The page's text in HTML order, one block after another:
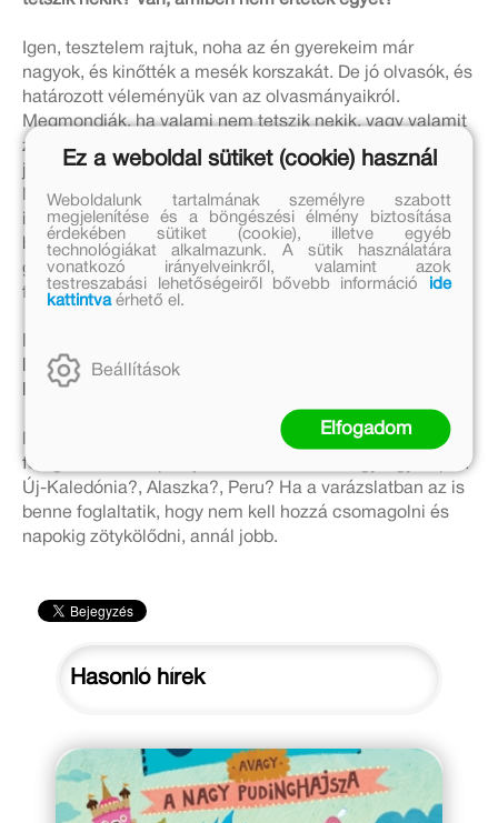
Igen, tesztelem rajtuk, noha az én gyerekeim már
nagyok, és kinőtték a mesék korszakát. De jó olvasók, és
határozott véleményük van az olvasmányaikról.
Megmondják, ha valami nem tetszik nekik, vagy valamit
zavarónak találnak, habár szerencsére azt még sosem
javasolták, hogy inkább hagyjam a fenébe az egészet.
Másfajta együttműködés mindamellett előfordult: annak
idején elkértem Rozi lányom egyik gyerekkori versét, és
betettem a Mit eszik a micsoda? című
gyerekverskötetbe, természetesen a szerző nevének a
feltüntetésével. Oda illett, és kész.
kívánságodat, de bármit kapsz, csak egy napig tart, mit
kívánnál?
Ritkán szoktam utazni, úgyhogy valószínűleg ráböknék a
földgömb három pontjára, és ott töltenék egy-egy napot.
Új-Kaledónia?, Alaszka?, Peru? Ha a varázslatban az is
benne foglaltatik, hogy nem kell hozzá csomagolni és
napokig zötykölődni, annál jobb.
Hasonló hírek
Ez a weboldal sütiket (cookie) használ
Weboldalunk tartalmának személyre szabott
megjelenítése és a böngészési élmény biztosítása
érdekében sütiket (cookie), illetve egyéb
technológiákat alkalmazunk. A sütik használatára
vonatkozó irányelveinkről, valamint azok
testreszabási lehetőségeiről bővebb információ
ide
kattintvaérhető el.
Beállítások
Elfogadom